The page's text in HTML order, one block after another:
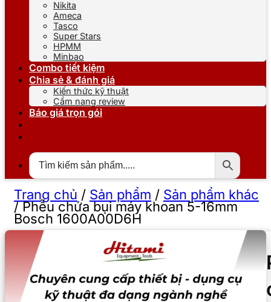
Nikita
Ameca
Tasco
Super Stars
HPMM
Minbao
Combo tiết kiệm
Chia sẻ & đánh giá
Kiến thức kỹ thuật
Cẩm nang review
Báo giá trọn gói
Trang chủ / Sản phẩm / Sản phẩm khác
/Phễu chứa bụi máy khoan 5-16mm
Bosch 1600A00D6H